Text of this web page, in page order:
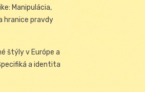
Manipulácia,
hranice pravdy
štýly v Európe a
a identita